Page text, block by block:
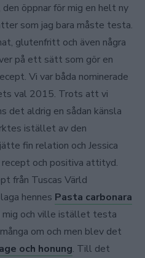
öppnar för mig en helt ny
som jag bara måste testa.
glutenfritt och även några
på ett sätt som gör en
Vi var båda nominerade
val 2015. Trots att vi
det aldrig en sådan känsla
istället av den
fin relation och Jessica
och positiva attityd.
från Tuscas Värld
hennes Pasta carbonara
mig och ville istället testa
om och men blev det
och honung. Till det